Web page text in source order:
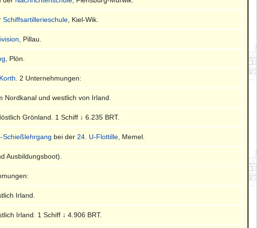
Schiffsartillerieschule , Kiel-Wik.
, Pillau.
, Plön.
. 2 Unternehmungen:
und westlich von Irland.
Grönland. 1 Schiff ↓ 6.235 BRT.
Schießlehrgang bei der 24. U-Flottille , Memel.
Ausbildungsboot).
Irland.
Irland. 1 Schiff ↓ 4.906 BRT.